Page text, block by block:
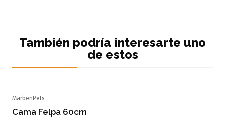
También podría interesarte uno
de estos
MarbenPets
Cama Felpa 60cm